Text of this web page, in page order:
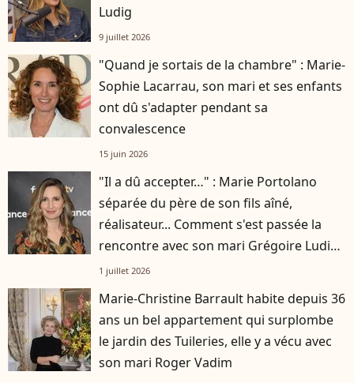
Ludig
9 juillet 2026
"Quand je sortais de la chambre" : Marie-
Sophie Lacarrau, son mari et ses enfants
ont dû s'adapter pendant sa
convalescence
15 juin 2026
"Il a dû accepter…" : Marie Portolano
séparée du père de son fils aîné,
réalisateur... Comment s'est passée la
rencontre avec son mari Grégoire Ludig
?1 juillet 2026
Marie-Christine Barrault habite depuis 36
ans un bel appartement qui surplombe
le jardin des Tuileries, elle y a vécu avec
son mari Roger Vadim